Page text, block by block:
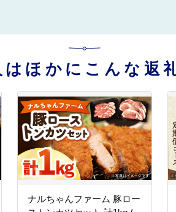
ほかにこんな返
ナルちゃんファーム 豚ロー